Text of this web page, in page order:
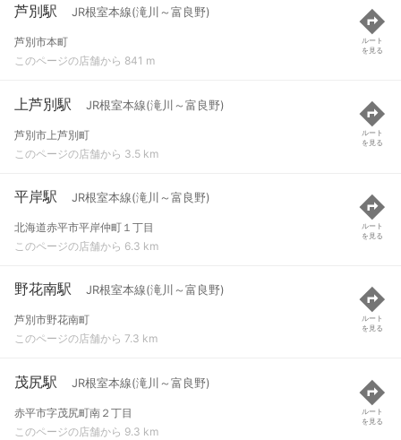
芦別駅 JR根室本線(滝川～富良野)
芦別市本町
このページの店舗から 841 m
ルート
を見る
上芦別駅 JR根室本線(滝川～富良野)
芦別市上芦別町
このページの店舗から 3.5 km
ルート
を見る
平岸駅 JR根室本線(滝川～富良野)
北海道赤平市平岸仲町１丁目
このページの店舗から 6.3 km
ルート
を見る
野花南駅 JR根室本線(滝川～富良野)
芦別市野花南町
このページの店舗から 7.3 km
ルート
を見る
茂尻駅 JR根室本線(滝川～富良野)
赤平市字茂尻町南２丁目
このページの店舗から 9.3 km
ルート
を見る